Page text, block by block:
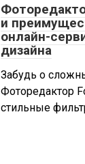
и
онлайн-
дизайна
Забудь о
Фоторедактор
стильные